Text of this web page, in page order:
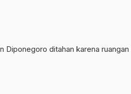
Diponegoro ditahan karena ruangan